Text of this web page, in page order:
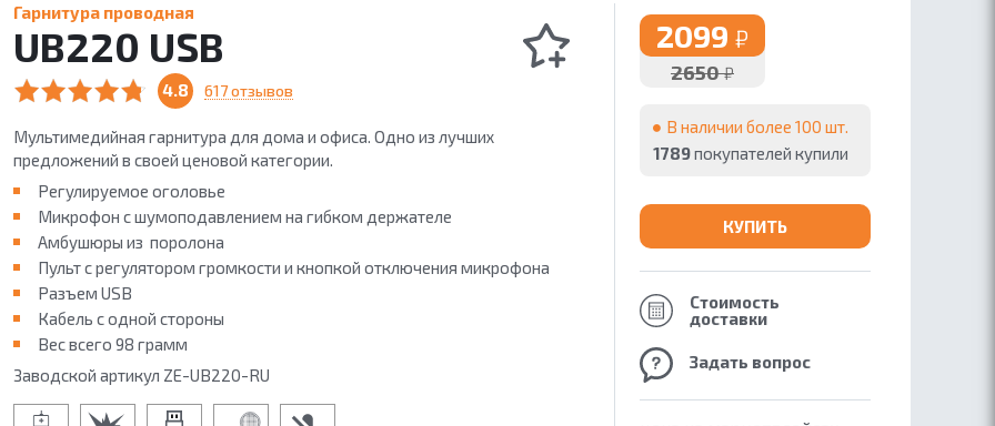
Гарнитура проводная
UB220 USB
4.8 617 отзывов
Мультимедийная гарнитура для дома и офиса. Одно из лучших
предложений в своей ценовой категории.
Регулируемое оголовье
Микрофон с шумоподавлением на гибком держателе
Амбушюры из поролона
Пульт с регулятором громкости и кнопкой отключения микрофона
Разъем USB
Кабель с одной стороны
Вес всего 98 грамм
Заводской артикул ZE-UB220-RU
2099 ₽
2650₽
В наличии более 100 шт.
1789покупателей купили
КУПИТЬ
Стоимость
доставки
Задать вопрос